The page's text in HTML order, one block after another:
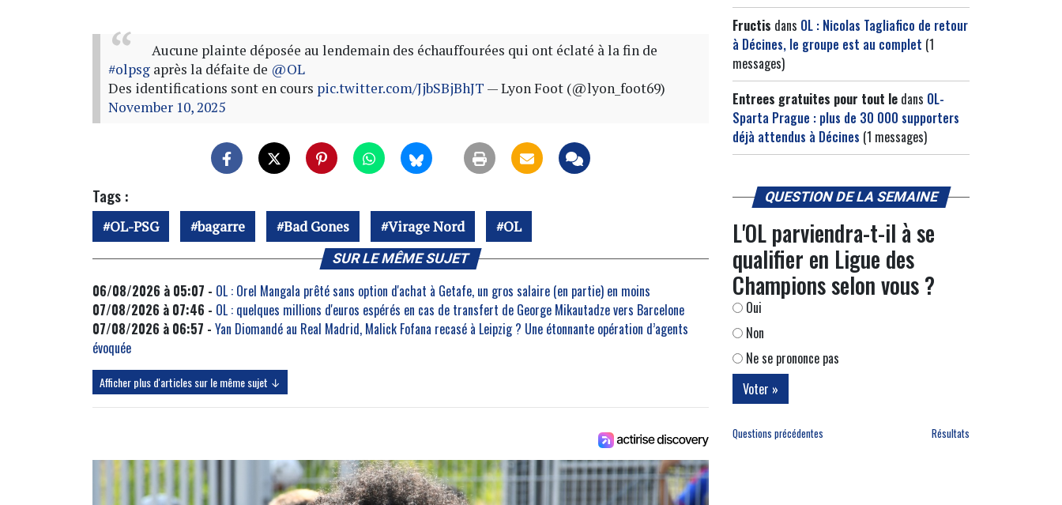
Aucune plainte déposée au lendemain des échauffourées qui ont éclaté à la fin de
#olpsg après la défaite de @OL
Des identifications sont en cours pic.twitter.com/JjbSBjBhJT — Lyon Foot (@lyon_foot69)
November 10, 2025
Tags :
OL-PSG bagarre Bad Gones Virage Nord OL
SUR LE MÊME SUJET
06/08/2026 à 05:07 - OL : Orel Mangala prêté sans option d'achat à Getafe, un gros salaire (en partie) en moins
07/08/2026 à 07:46 - OL : quelques millions d'euros espérés en cas de transfert de George Mikautadze vers Barcelone
07/08/2026 à 06:57 - Yan Diomandé au Real Madrid, Malick Fofana recasé à Leipzig ? Une étonnante opération d’agents
évoquée
Afficher plus d'articles sur le même sujet ↓
Fructis dans OL : Nicolas Tagliafico de retour
à Décines, le groupe est au complet (1
messages)
Entrees gratuites pour tout le dans OL-
Sparta Prague : plus de 30 000 supporters
déjà attendus à Décines (1 messages)
QUESTION DE LA SEMAINE
L'OL parviendra-t-il à se
qualifier en Ligue des
Champions selon vous ?
Oui
Non
Ne se prononce pas
Questions précédentes Résultats